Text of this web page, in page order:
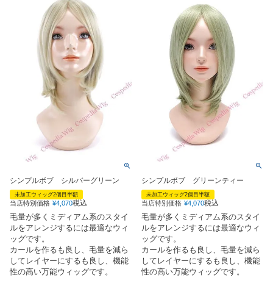
シンプルボブ シルバーグリーン
未加工ウィッグ2個目半額
当店特別価格 ¥4,070税込
毛量が多くミディアム系のスタイ
ルをアレンジするには最適なウィ
ッグです。
カールを作るも良し、毛量を減ら
してレイヤーにするも良し、機能
性の高い万能ウィッグです。
シンプルボブ グリーンティー
未加工ウィッグ2個目半額
当店特別価格 ¥4,070税込
毛量が多くミディアム系のスタイ
ルをアレンジするには最適なウィ
ッグです。
カールを作るも良し、毛量を減ら
してレイヤーにするも良し、機能
性の高い万能ウィッグです。